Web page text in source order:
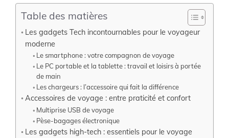
Table des matières
Les gadgets Tech incontournables pour le voyageur
moderne
Le smartphone : votre compagnon de voyage
Le PC portable et la tablette : travail et loisirs à portée
de main
Les chargeurs : l’accessoire qui fait la différence
Accessoires de voyage : entre praticité et confort
Multiprise USB de voyage
Pèse-bagages électronique
Les gadgets high-tech : essentiels pour le voyage